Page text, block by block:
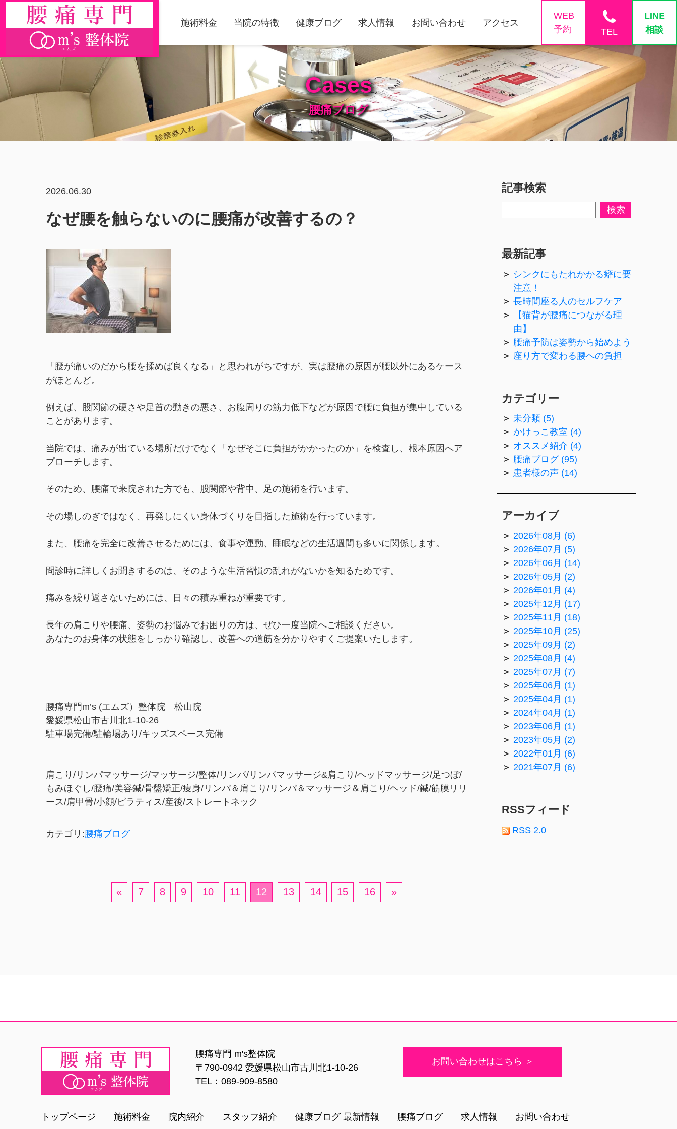
施術料金 当院の特徴 健康ブログ 求人情報 お問い合わせ アクセス
WEB
予約
phone
TEL
LINE
相談
Cases
腰痛ブログ
2026.06.30
なぜ腰を触らないのに腰痛が改善するの？
「腰が痛いのだから腰を揉めば良くなる」と思われがちですが、実は腰痛の原因が腰以外にあるケース
がほとんど。
例えば、股関節の硬さや足首の動きの悪さ、お腹周りの筋力低下などが原因で腰に負担が集中している
ことがあります。
当院では、痛みが出ている場所だけでなく「なぜそこに負担がかかったのか」を検査し、根本原因へア
プローチします。
そのため、腰痛で来院された方でも、股関節や背中、足の施術を行います。
その場しのぎではなく、再発しにくい身体づくりを目指した施術を行っています。
また、腰痛を完全に改善させるためには、食事や運動、睡眠などの生活週間も多いに関係します。
問診時に詳しくお聞きするのは、そのような生活習慣の乱れがないかを知るためです。
痛みを繰り返さないためには、日々の積み重ねが重要です。
長年の肩こりや腰痛、姿勢のお悩みでお困りの方は、ぜひ一度当院へご相談ください。
あなたのお身体の状態をしっかり確認し、改善への道筋を分かりやすくご提案いたします。
腰痛専門m’s (エムズ）整体院 松山院
愛媛県松山市古川北1-10-26
駐車場完備/駐輪場あり/キッズスペース完備
肩こり/リンパマッサージ/マッサージ/整体/リンパ/リンパマッサージ&肩こり/ヘッドマッサージ/足つぼ/
もみほぐし/腰痛/美容鍼/骨盤矯正/痩身/リンパ＆肩こり/リンパ＆マッサージ＆肩こり/ヘッド/鍼/筋膜リリ
ース/肩甲骨/小顔/ピラティス/産後/ストレートネック
カテゴリ:腰痛ブログ
« 7 8 9 10 11 12 13 14 15 16 »
記事検索
最新記事
シンクにもたれかかる癖に要
注意！
長時間座る人のセルフケア
【猫背が腰痛につながる理
由】
腰痛予防は姿勢から始めよう
座り方で変わる腰への負担
カテゴリー
未分類 (5)
かけっこ教室 (4)
オススメ紹介 (4)
腰痛ブログ (95)
患者様の声 (14)
アーカイブ
2026年08月 (6)
2026年07月 (5)
2026年06月 (14)
2026年05月 (2)
2026年01月 (4)
2025年12月 (17)
2025年11月 (18)
2025年10月 (25)
2025年09月 (2)
2025年08月 (4)
2025年07月 (7)
2025年06月 (1)
2025年04月 (1)
2024年04月 (1)
2023年06月 (1)
2023年05月 (2)
2022年01月 (6)
2021年07月 (6)
RSSフィード
RSS 2.0
腰痛専門 m's整体院
〒790-0942 愛媛県松山市古川北1-10-26
TEL：089-909-8580
お問い合わせはこちら ＞
トップページ 施術料金 院内紹介 スタッフ紹介 健康ブログ 最新情報 腰痛ブログ 求人情報 お問い合わせ